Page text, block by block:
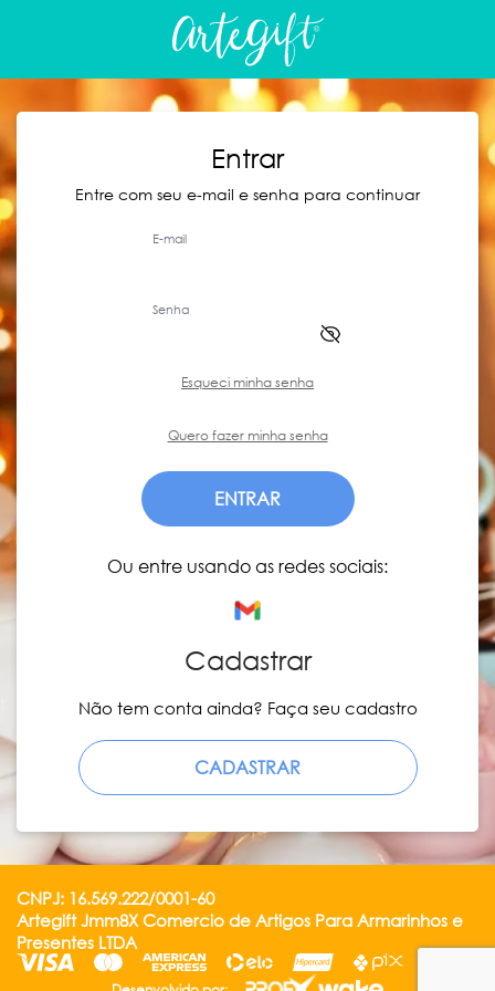
Entrar
Entre com seu e-mail e senha para continuar
E-mail
Senha
Esqueci minha senha
Quero fazer minha senha
ENTRAR
Ou entre usando as redes sociais:
Cadastrar
Não tem conta ainda? Faça seu cadastro
CADASTRAR
CNPJ: 16.569.222/0001-60
Artegift Jmm8X Comercio de Artigos Para Armarinhos e
Presentes LTDA